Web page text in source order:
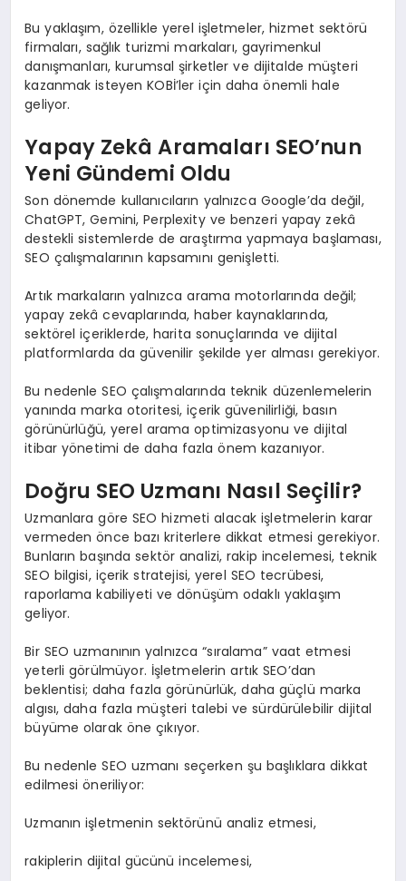
Bu yaklaşım, özellikle yerel işletmeler, hizmet sektörü
firmaları, sağlık turizmi markaları, gayrimenkul
danışmanları, kurumsal şirketler ve dijitalde müşteri
kazanmak isteyen KOBİ’ler için daha önemli hale
geliyor.
Yapay Zekâ Aramaları SEO’nun
Yeni Gündemi Oldu
Son dönemde kullanıcıların yalnızca Google’da değil,
ChatGPT, Gemini, Perplexity ve benzeri yapay zekâ
destekli sistemlerde de araştırma yapmaya başlaması,
SEO çalışmalarının kapsamını genişletti.
Artık markaların yalnızca arama motorlarında değil;
yapay zekâ cevaplarında, haber kaynaklarında,
sektörel içeriklerde, harita sonuçlarında ve dijital
platformlarda da güvenilir şekilde yer alması gerekiyor.
Bu nedenle SEO çalışmalarında teknik düzenlemelerin
yanında marka otoritesi, içerik güvenilirliği, basın
görünürlüğü, yerel arama optimizasyonu ve dijital
itibar yönetimi de daha fazla önem kazanıyor.
Doğru SEO Uzmanı Nasıl Seçilir?
Uzmanlara göre SEO hizmeti alacak işletmelerin karar
vermeden önce bazı kriterlere dikkat etmesi gerekiyor.
Bunların başında sektör analizi, rakip incelemesi, teknik
SEO bilgisi, içerik stratejisi, yerel SEO tecrübesi,
raporlama kabiliyeti ve dönüşüm odaklı yaklaşım
geliyor.
Bir SEO uzmanının yalnızca “sıralama” vaat etmesi
yeterli görülmüyor. İşletmelerin artık SEO’dan
beklentisi; daha fazla görünürlük, daha güçlü marka
algısı, daha fazla müşteri talebi ve sürdürülebilir dijital
büyüme olarak öne çıkıyor.
Bu nedenle SEO uzmanı seçerken şu başlıklara dikkat
edilmesi öneriliyor:
Uzmanın işletmenin sektörünü analiz etmesi,
rakiplerin dijital gücünü incelemesi,